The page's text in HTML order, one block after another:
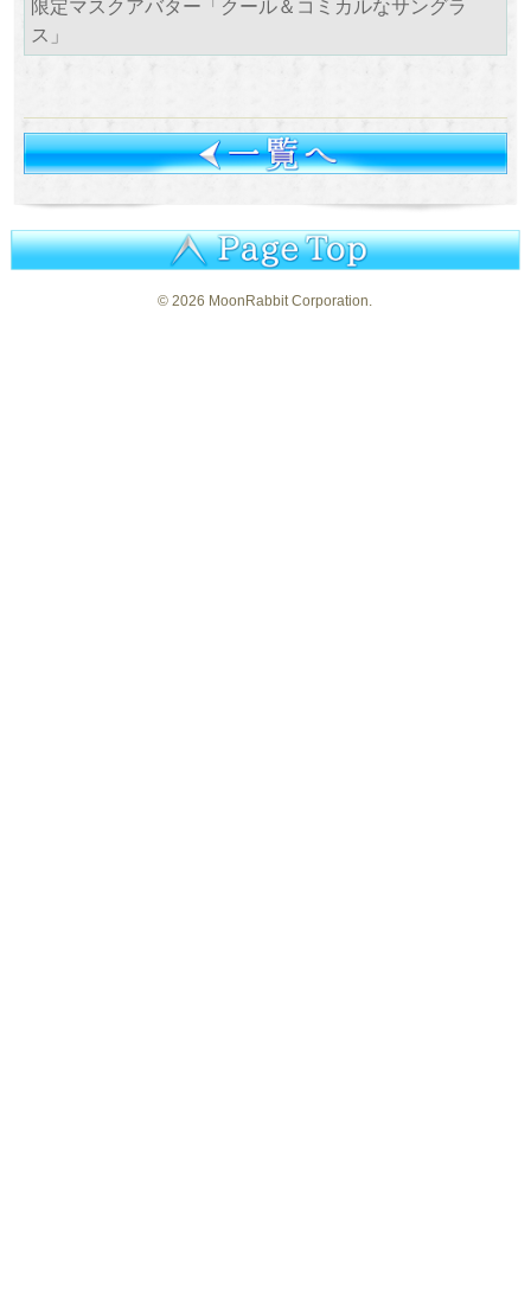
限定マスクアバター「クール＆コミカルなサングラ
ス」
©2026 MoonRabbit Corporation.